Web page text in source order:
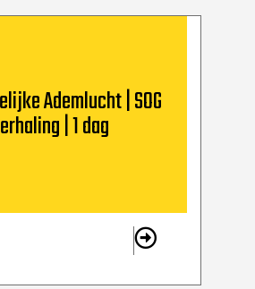
Ademlucht | SOG
| 1 dag